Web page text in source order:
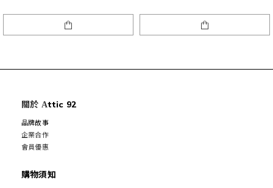
關於 Attic 92
品牌故事
企業合作
會員優惠
購物須知